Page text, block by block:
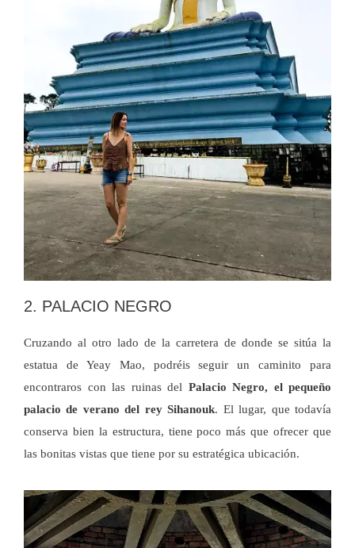
2. PALACIO NEGRO
Cruzando al otro lado de la carretera de donde se sitúa la
estatua de Yeay Mao, podréis seguir un caminito para
encontraros con las ruinas del Palacio Negro, el pequeño
palacio de verano del rey Sihanouk. El lugar, que todavía
conserva bien la estructura, tiene poco más que ofrecer que
las bonitas vistas que tiene por su estratégica ubicación.